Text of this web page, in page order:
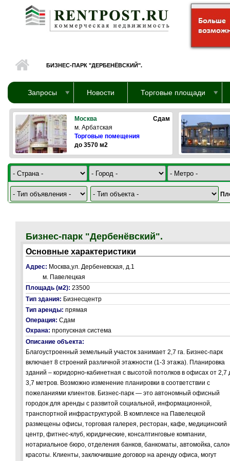
Перейти к основному содержанию
БИЗНЕС-ПАРК "ДЕРБЕНЁВСКИЙ".
Запросы Новости Торговые площади
Москва
Сдам
м. Арбатская
Торговые помещения
до 3570 м2
Бизнес-парк "Дербенёвский".
Основные характеристики
Адрес: Москва,ул. Дербеневская, д.1
м. Павелецкая
Площадь (м2): 23500
Тип здания: Бизнесцентр
Тип аренды: прямая
Операция: Сдам
Охрана: пропускная система
Описание объекта:
Благоустроенный земельный участок занимает 2,7 га. Бизнес-парк
включает 8 строений различной этажности (1-3 этажа). Планировка
зданий – коридорно-кабинетная с высотой потолков в офисах от 2,7
3,7 метров. Возможно изменение планировки в соответствии с
пожеланиями клиентов. Бизнес-парк — это автономный офисный
городок для аренды с развитой социальной, информационной,
транспортной инфраструктурой. В комплексе на Павелецкой
размещены офисы, торговая галерея, ресторан, кафе, медицинский
центр, фитнес-клуб, юридические, консалтинговые компании,
нотариальное бюро, отделения банков, банкоматы, автомойка,
красоты. Клиенты, заключившие договор на аренду офиса, могут